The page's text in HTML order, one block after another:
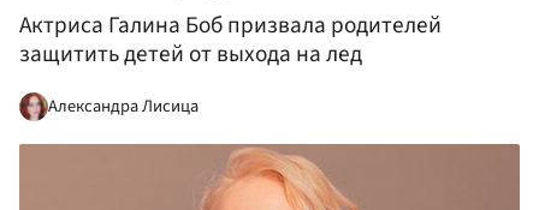
Актриса Галина Боб призвала родителей
защитить детей от выхода на лед
Александра Лисица